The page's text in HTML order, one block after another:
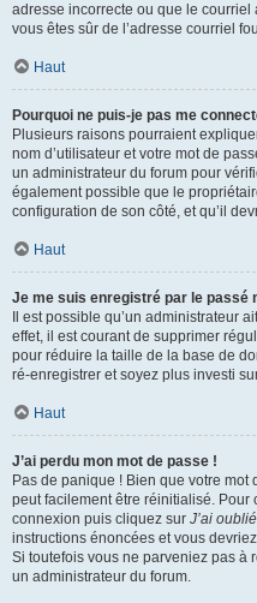
adresse incorrecte ou que le courriel
vous êtes sûr de l’adresse courriel
Haut
Pourquoi ne puis-je pas me
Plusieurs raisons pourraient
nom d’utilisateur et votre mot de
un administrateur du forum pour
également possible que le
configuration de son côté, et qu’il
Haut
Je me suis enregistré par le passé
Il est possible qu’un administrateur
effet, il est courant de supprimer
pour réduire la taille de la base de
ré-enregistrer et soyez plus investi
Haut
J’ai perdu mon mot de passe !
Pas de panique ! Bien que votre mot
peut facilement être réinitialisé. Pour
connexion puis cliquez sur J’ai
instructions énoncées et vous
Si toutefois vous ne parveniez pas à
un administrateur du forum.